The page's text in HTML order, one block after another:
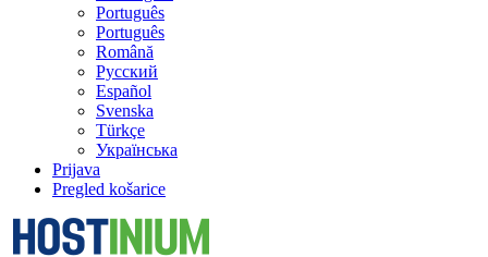
Português
Português
Română
Русский
Español
Svenska
Türkçe
Українська
Prijava
Pregled košarice